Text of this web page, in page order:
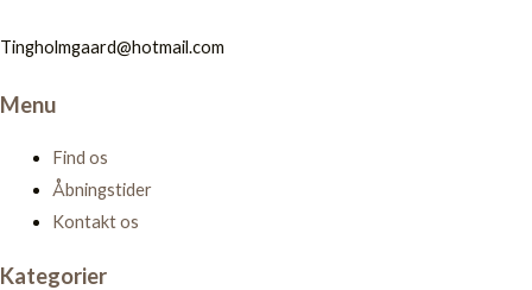
Tingholmgaard@hotmail.com
Menu
Find os
Åbningstider
Kontakt os
Kategorier